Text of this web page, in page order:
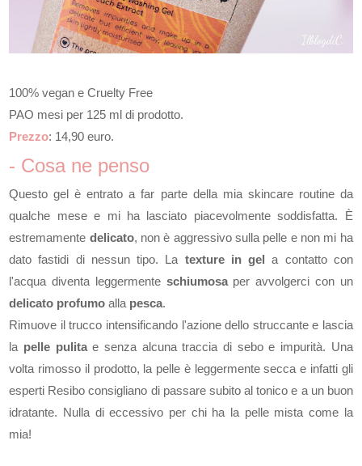
100% vegan e Cruelty Free
PAO mesi per 125 ml di prodotto.
Prezzo: 14,90 euro.
- Cosa ne penso
Questo gel è entrato a far parte della mia skincare routine da
qualche mese e mi ha lasciato piacevolmente soddisfatta. È
estremamente delicato, non è aggressivo sulla pelle e non mi ha
dato fastidi di nessun tipo. La texture in gel
a contatto con
l'acqua diventa leggermente schiumosaper avvolgerci con un
delicato profumo alla pesca.
Rimuove il trucco intensificando l'azione dello struccante e lascia
la pelle pulitae senza alcuna traccia di sebo e impurità. Una
volta rimosso il prodotto, la pelle è leggermente secca e infatti gli
esperti Resibo consigliano di passare subito al tonico e a un buon
idratante. Nulla di eccessivo per chi ha la pelle mista come la
mia!